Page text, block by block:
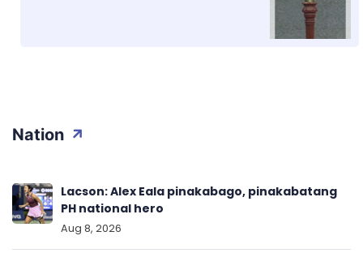
Nation
Lacson: Alex Eala pinakabago, pinakabatang
PH national hero
Aug 8, 2026